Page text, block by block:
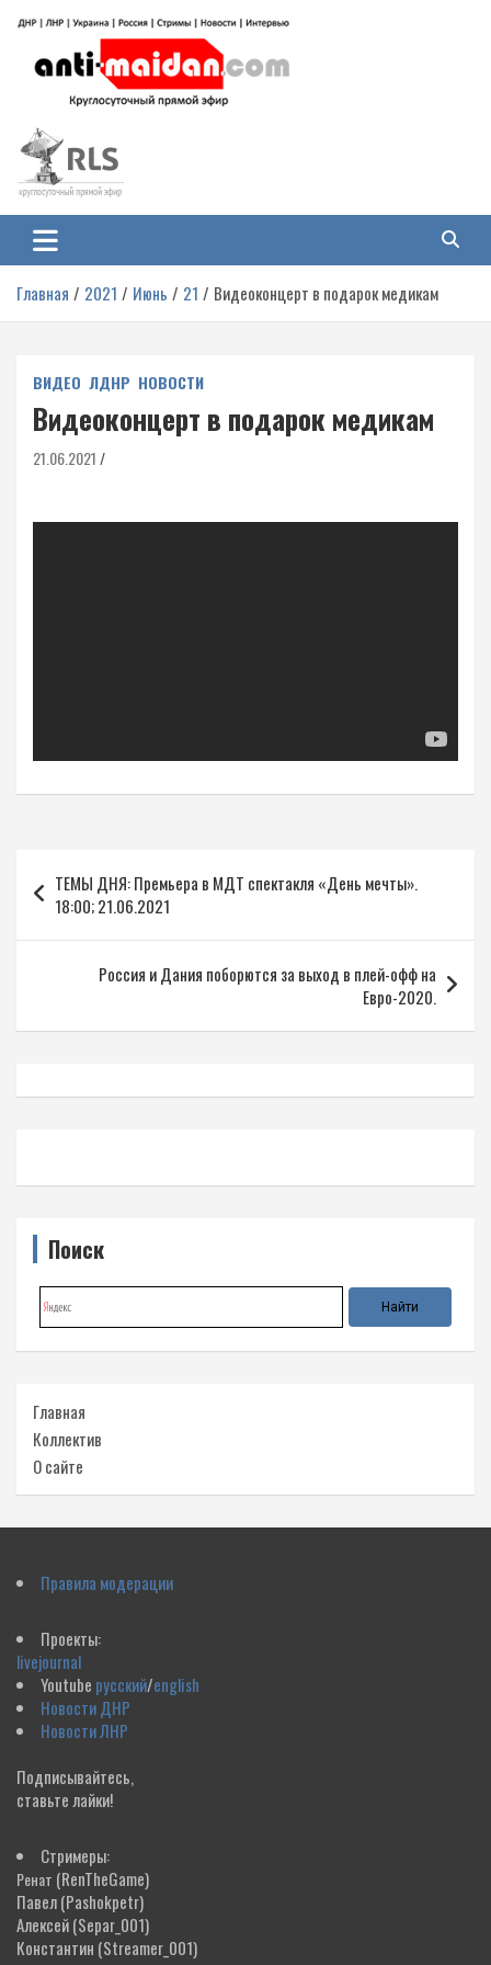
содержимому
Антимайдан: Гражданская война
на Украине
гражданской войне на Украине, включая события в Новороссии, ДНР,
ЛНР и других регионах.
Главная 2021 Июнь 21 Видеоконцерт в подарок медикам
ВИДЕО ЛДНР НОВОСТИ
Видеоконцерт в подарок медикам
21.06.2021
по
записям
ТЕМЫ ДНЯ: Премьера в МДТ спектакля «День мечты».
18:00; 21.06.2021
Россия и Дания поборются за выход в плей-офф на
Евро-2020.
Поиск
Главная
Коллектив
О сайте
Правила модерации
Проекты:
livejournal
Youtube русский/english
Новости ДНР
Новости ЛНР
Подписывайтесь,
ставьте лайки!
Стримеры:
Ренат (RenTheGame)
Павел(Pashokpetr)
Алексей(Separ_001)
Константин (Streamer_001)